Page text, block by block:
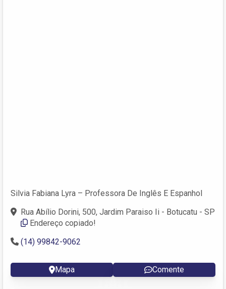
Silvia Fabiana Lyra – Professora De Inglês E Espanhol
Rua Abílio Dorini, 500, Jardim Paraiso Ii - Botucatu - SP
Endereço copiado!
(14) 99842-9062
Mapa Comente